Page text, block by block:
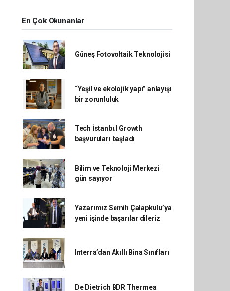
En Çok Okunanlar
Güneş Fotovoltaik Teknolojisi
“Yeşil ve ekolojik yapı” anlayışı
bir zorunluluk
Tech İstanbul Growth
başvuruları başladı
Bilim ve Teknoloji Merkezi
gün sayıyor
Yazarımız Semih Çalapkulu’ya
yeni işinde başarılar dileriz
Interra’dan Akıllı Bina Sınıfları
De Dietrich BDR Thermea